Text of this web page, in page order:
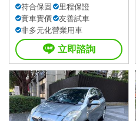
符合保固
里程保證
實車實價
友善試車
非多元化營業用車
立即諮詢